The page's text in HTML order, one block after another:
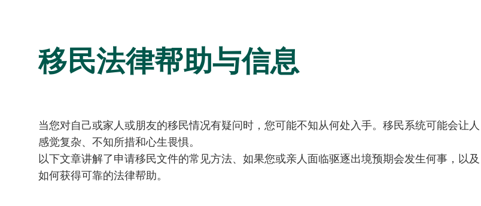
移民法律帮助与信息
当您对自己或家人或朋友的移民情况有疑问时，您可能不知从何处入手。移民系统可能会让人
感觉复杂、不知所措和心生畏惧。
以下文章讲解了申请移民文件的常见方法、如果您或亲人面临驱逐出境预期会发生何事，以及
如何获得可靠的法律帮助。